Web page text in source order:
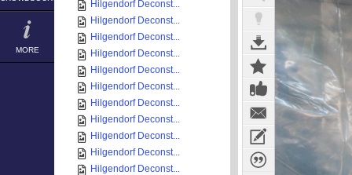
MORE
Hilgendorf Deconst...
Hilgendorf Deconst...
Hilgendorf Deconst...
Hilgendorf Deconst...
Hilgendorf Deconst...
Hilgendorf Deconst...
Hilgendorf Deconst...
Hilgendorf Deconst...
Hilgendorf Deconst...
Hilgendorf Deconst...
Hilgendorf Deconst...